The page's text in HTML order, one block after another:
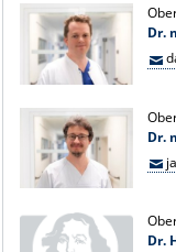
Dr.
Dr.
Dr.